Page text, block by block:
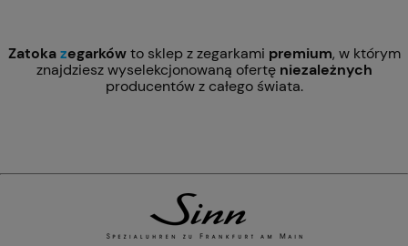
Zatokazegarkówto sklep z zegarkami premium, w którym
znajdziesz wyselekcjonowaną ofertę niezależnych
producentów z całego świata.